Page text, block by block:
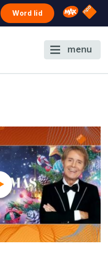
Word lid Omroep
NPO
menu